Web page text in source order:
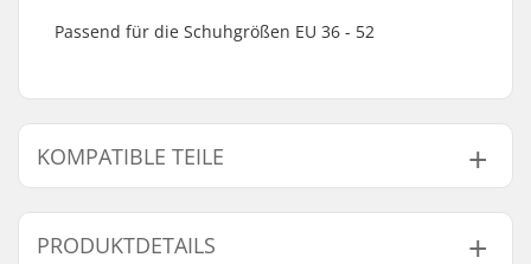
Passend für die Schuhgrößen EU 36 - 52
KOMPATIBLE TEILE
Finde Produkte die kompatibel sind mit Rottefella
Performance Classic Langlaufski Bindung:
PRODUKTDETAILS